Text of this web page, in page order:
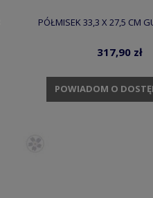
PÓŁMISEK 33,3 X 27,5 CM
317,90 zł
POWIADOM O